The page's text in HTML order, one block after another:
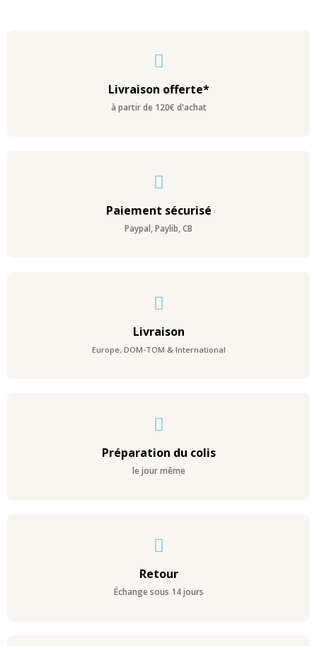
Livraison offerte*
à partir de 120€ d'achat
Paiement sécurisé
Paypal, Paylib, CB
Livraison
Europe, DOM-TOM & International
Préparation du colis
le jour même
Retour
Échange sous 14 jours